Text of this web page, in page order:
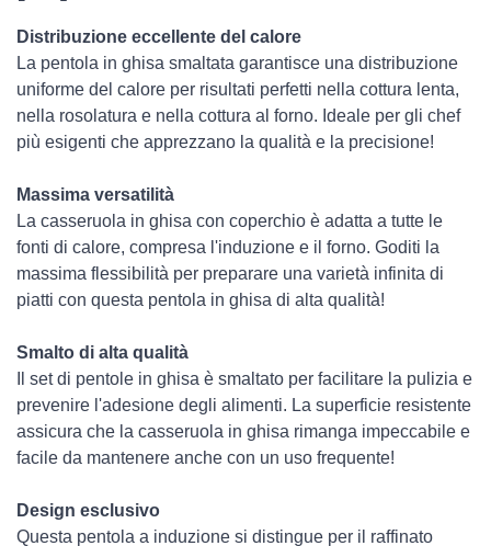
Distribuzione eccellente del calore
La pentola in ghisa smaltata garantisce una distribuzione
uniforme del calore per risultati perfetti nella cottura lenta,
nella rosolatura e nella cottura al forno. Ideale per gli chef
più esigenti che apprezzano la qualità e la precisione!
Massima versatilità
La casseruola in ghisa con coperchio è adatta a tutte le
fonti di calore, compresa l'induzione e il forno. Goditi la
massima flessibilità per preparare una varietà infinita di
piatti con questa pentola in ghisa di alta qualità!
Smalto di alta qualità
Il set di pentole in ghisa è smaltato per facilitare la pulizia e
prevenire l'adesione degli alimenti. La superficie resistente
assicura che la casseruola in ghisa rimanga impeccabile e
facile da mantenere anche con un uso frequente!
Design esclusivo
Questa pentola a induzione si distingue per il raffinato